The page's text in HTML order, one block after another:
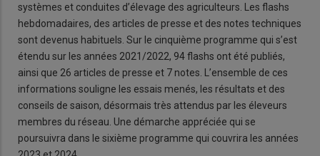
systèmes et conduites d’élevage des agriculteurs. Les flashs
hebdomadaires, des articles de presse et des notes techniques
sont devenus habituels. Sur le cinquième programme qui s’est
étendu sur les années 2021/2022, 94 flashs ont été publiés,
ainsi que 26 articles de presse et 7 notes. L’ensemble de ces
informations souligne les essais menés, les résultats et des
conseils de saison, désormais très attendus par les éleveurs
membres du réseau. Une démarche appréciée qui se
poursuivra dans le sixième programme qui couvrira les années